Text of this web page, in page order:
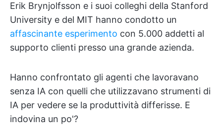
Erik Brynjolfsson e i suoi colleghi della Stanford
University e del MIT hanno condotto un
affascinante esperimento con 5.000 addetti al
supporto clienti presso una grande azienda.
Hanno confrontato gli agenti che lavoravano
senza IA con quelli che utilizzavano strumenti di
IA per vedere se la produttività differisse. E
indovina un po'?